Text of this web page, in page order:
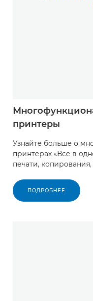
принтеры
Узнайте больше о
принтерах «Все в
печати,
ПОДРОБНЕЕ